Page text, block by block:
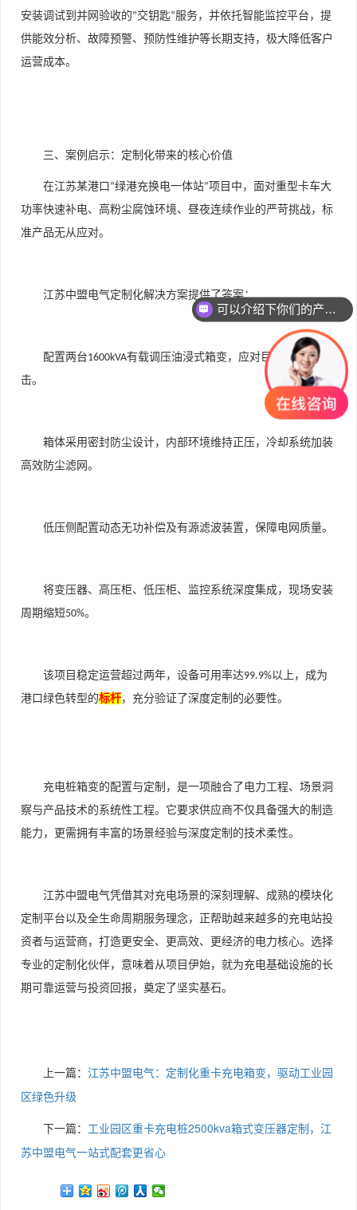
安装调试到并网验收的“交钥匙”服务，并依托智能监控平台，提
供能效分析、故障预警、预防性维护等长期支持，极大降低客户
运营成本。
三、案例启示：定制化带来的核心价值
在江苏某港口 “绿港充换电一体站”项目中，面对重型卡车大
功率快速补电、高粉尘腐蚀环境、昼夜连续作业的严苛挑战，标
准产品无从应对。
江苏中盟电气定制化解决方案提供了答案：
配置两台1600kVA有载调压油浸式箱变，应对巨大负荷冲
击。
箱体采用密封防尘设计，内部环境维持正压，冷却系统加装
高效防尘滤网。
低压侧配置动态无功补偿及有源滤波装置，保障电网质量。
将变压器、高压柜、低压柜、监控系统深度集成，现场安装
周期缩短50%。
该项目稳定运营超过两年，设备可用率达99.9%以上，成为
港口绿色转型的标杆，充分验证了深度定制的必要性。
充电桩箱变的配置与定制，是一项融合了电力工程、场景洞
察与产品技术的系统性工程。它要求供应商不仅具备强大的制造
能力，更需拥有丰富的场景经验与深度定制的技术柔性。
江苏中盟电气凭借其对充电场景的深刻理解、成熟的模块化
定制平台以及全生命周期服务理念，正帮助越来越多的充电站投
资者与运营商，打造更安全、更高效、更经济的电力核心。选择
专业的定制化伙伴，意味着从项目伊始，就为充电基础设施的长
期可靠运营与投资回报，奠定了坚实基石。
上一篇： 江苏中盟电气：定制化重卡充电箱变，驱动工业园
区绿色升级
下一篇： 工业园区重卡充电桩2500kva箱式变压器定制，江
苏中盟电气一站式配套更省心
你们是怎么收费的呢